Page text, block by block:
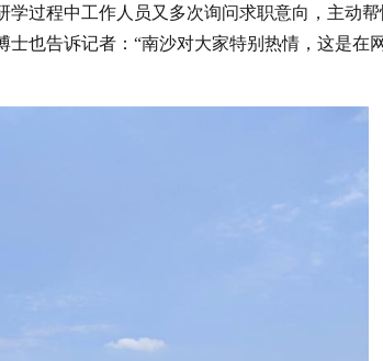
过程中工作人员又多次询问求职意向，主动帮
也告诉记者：“南沙对大家特别热情，这是在